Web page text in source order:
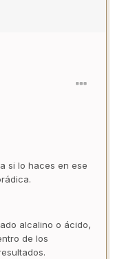
si lo haces en ese
alcalino o ácido,
de los